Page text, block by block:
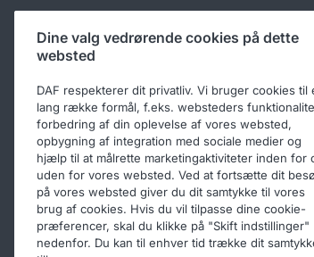
Nyheder og medier
Om DAF
Kontaktoplysninger for DAF
Trucks
Adfærdskodeks
Dine valg vedrørende cookies på dette
websted
DAF respekterer dit privatliv. Vi bruger cookies til
lang række formål, f.eks. websteders
forbedring af din oplevelse af vores websted,
opbygning af integration med sociale medier og
hjælp til at målrette marketingaktiviteter inden for
uden for vores websted. Ved at fortsætte dit
på vores websted giver du dit samtykke til vores
brug af cookies. Hvis du vil tilpasse dine cookie-
præferencer, skal du klikke på "Skift indstillinger"
nedenfor. Du kan til enhver tid trække dit